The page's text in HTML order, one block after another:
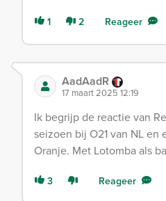
1 2 Reageer
AadAadR
17 maart 2025 12:19
Ik begrijp de reactie van
seizoen bij O21 van NL
Oranje. Met Lotomba als
3 Reageer